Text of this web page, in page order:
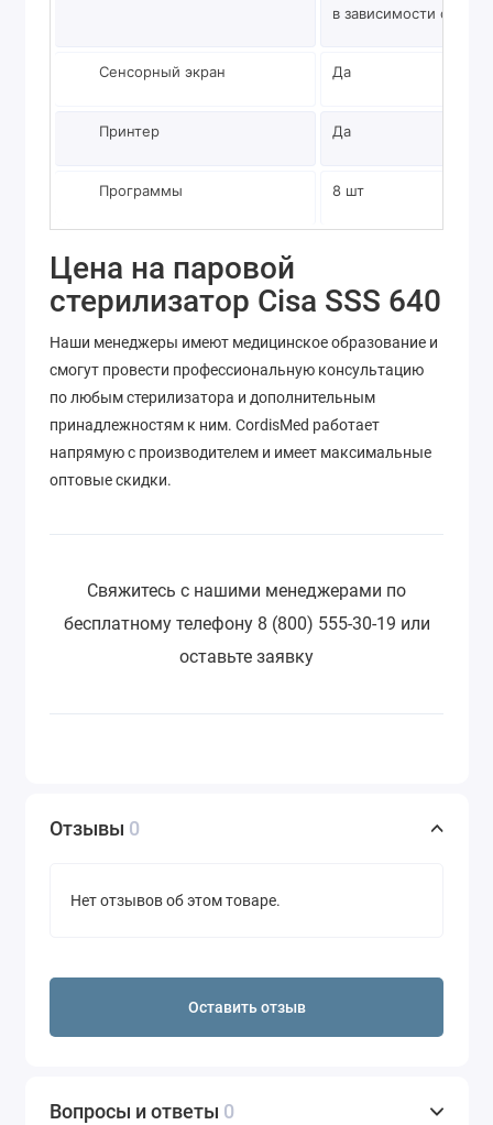
в зависимости от
Сенсорный экран Да
Принтер Да
Программы 8 шт
Цена на паровой
стерилизатор Cisa SSS 640
Наши менеджеры имеют медицинское образование и
смогут провести профессиональную консультацию
по любым стерилизатора и дополнительным
принадлежностям к ним. CordisMed работает
напрямую с производителем и имеет максимальные
оптовые скидки.
Свяжитесь с нашими менеджерами по
бесплатному телефону 8 (800) 555-30-19 или
оставьте заявку
Отзывы 0
Нет отзывов об этом товаре.
Оставить отзыв
Вопросы и ответы 0